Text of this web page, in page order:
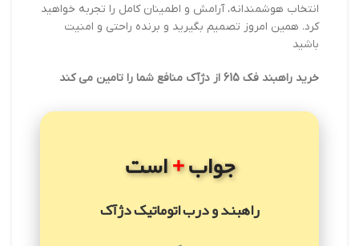
انتخاب هوشمندانه، آرامش و اطمینان کامل را تجربه خواهید
کرد. همین امروز تصمیم بگیرید و برنده راحتی و امنیت
باشید
خرید راهبند فک 615 از دژآک منافع شما را تامین می کند
جواب+است
راهبند و درب اتوماتیک دژآک